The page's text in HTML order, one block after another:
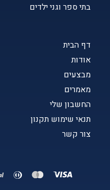
דף הבית
אודות
מבצעים
מאמרים
החשבון שלי
תנאי שימוש תקנון
צור קשר
בתי ספר וגני ילדים